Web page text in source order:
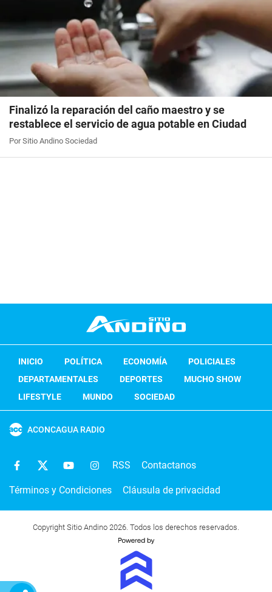
Finalizó la reparación del caño maestro y se
restablece el servicio de agua potable en Ciudad
Por Sitio Andino Sociedad
INICIO POLÍTICA ECONOMÍA
POLICIALES
DEPARTAMENTALES
DEPORTES
MUCHO SHOW
LIFESTYLE
MUNDO SOCIEDAD
ACONCAGUA RADIO
RSS Contactanos
Términos y Condiciones Cláusula de privacidad
Copyright Sitio Andino 2026. Todos los derechos reservados.